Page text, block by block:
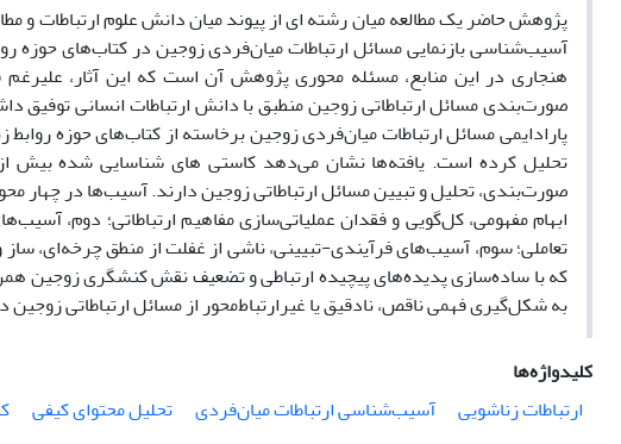
پژوهش حاضر یک مطالعه میان رشته ای از پیوند میان دانش علوم ارتباطات و
آسیب‌شناسی بازنمایی مسائل ارتباطات میان‌فردی زوجین در کتاب‌های حوزه
هنجاری در این منابع، مسئله محوری پژوهش آن است که این آثار، علیرغم
صورت‌بندی مسائل ارتباطاتی زوجین منطبق با دانش ارتباطات انسانی توفیق
پارادایمی مسائل ارتباطات میان‌فردی زوجین برخاسته از کتاب‌های حوزه
تحلیل کرده است. یافته‌ها نشان می‌دهد کاستی ‌های شناسایی ‌شده بیش
صورت‌بندی، تحلیل و تبیین مسائل ارتباطاتی زوجین دارند. آسیب‌ها در
ابهام مفهومی، کل‌گویی و فقدان عملیاتی‌سازی مفاهیم ارتباطاتی؛ دوم،
تعاملی؛ سوم، آسیب‌های فرآیندی-تبیینی، ناشی از غفلت از منطق چرخه‌ای، ساز
که با ساده‌سازی پدیده‌های پیچیده ارتباطی و تضعیف نقش کنشگری زوجین
به شکل‌گیری فهمی ناقص، نادقیق یا غیرارتباط‌محور از مسائل ارتباطاتی زوجین
کلیدواژه‌ها
ارتباطات زناشویی
آسیب‌شناسی ارتباطات میان‌فردی تحلیل محتوای کیفی